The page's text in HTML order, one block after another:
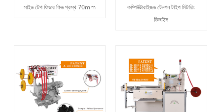
সাইড টেপ ফিডার ফিড প্রস্থ 70mm
কম্পিউটারাইজড টেনশন টাইপ মিটারিং
ডিভাইস